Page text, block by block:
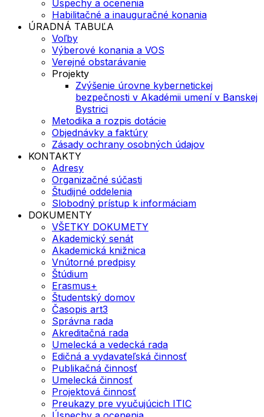
Úspechy a ocenenia
Habilitačné a inauguračné konania
ÚRADNÁ TABUĽA
Voľby
Výberové konania a VOS
Verejné obstarávanie
Projekty
Zvýšenie úrovne kybernetickej
bezpečnosti v Akadémii umení v Banskej
Bystrici
Metodika a rozpis dotácie
Objednávky a faktúry
Zásady ochrany osobných údajov
KONTAKTY
Adresy
Organizačné súčasti
Študijné oddelenia
Slobodný prístup k informáciam
DOKUMENTY
VŠETKY DOKUMETY
Akademický senát
Akademická knižnica
Vnútorné predpisy
Štúdium
Erasmus+
Študentský domov
Časopis art3
Správna rada
Akreditačná rada
Umelecká a vedecká rada
Edičná a vydavateľská činnosť
Publikačná činnosť
Umelecká činnosť
Projektová činnosť
Preukazy pre vyučujúcich ITIC